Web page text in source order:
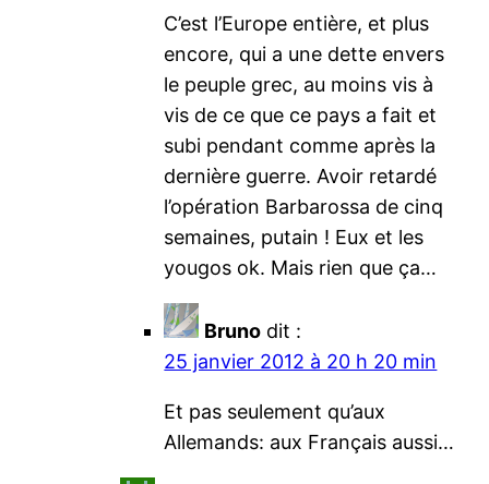
C’est l’Europe entière, et plus
encore, qui a une dette envers
le peuple grec, au moins vis à
vis de ce que ce pays a fait et
subi pendant comme après la
dernière guerre. Avoir retardé
l’opération Barbarossa de cinq
semaines, putain ! Eux et les
yougos ok. Mais rien que ça…
Bruno dit :
25 janvier 2012 à 20 h 20 min
Et pas seulement qu’aux
Allemands: aux Français aussi…